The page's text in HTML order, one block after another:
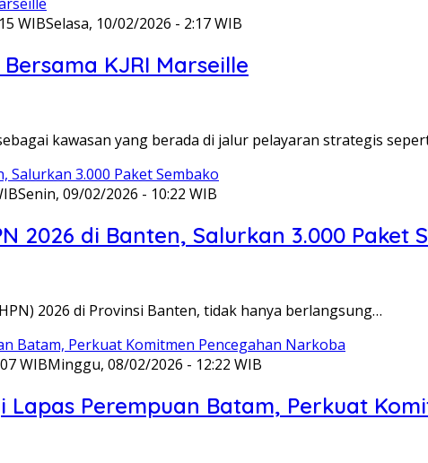
WIBSelasa, 10/02/2026 - 2:17 WIB
KJRI Marseille
kawasan yang berada di jalur pelayaran strategis
Senin, 09/02/2026 - 10:22 WIB
2026 di Banten, Salurkan 3.000 Paket
2026 di Provinsi Banten, tidak hanya berlangsung…
WIBMinggu, 08/02/2026 - 12:22 WIB
Perempuan Batam, Perkuat